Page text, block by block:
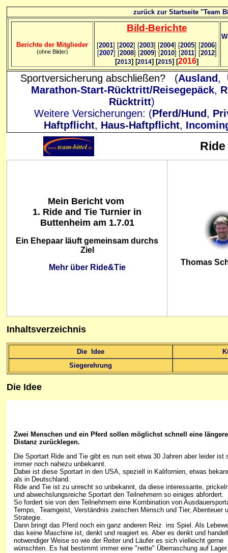
zurück zur Startseite "Team
Berichte der Mitglieder
(ohne Bilder)
Bild-Berichte
[2001] [2002] [2003] [2004] [2005] [2006]
[2007] [2008] [2009] [2010] [2011] [2012]
[2013] [2014] [2015] [2016]
Sportversicherung abschließen? (Ausland,
Marathon-Start-Rücktritt/Reisegepäck,
Rücktritt)
Weitere Versicherungen: (Pferd/Hund,
Haftpflicht, Haus-Haftpflicht,
Ride
Mein Bericht vom
1. Ride and Tie Turnier in
Buttenheim am 1.7.01
Ein Ehepaar läuft gemeinsam durchs
Ziel
Mehr über Ride&Tie
Thomas
Inhaltsverzeichnis
Die Idee
Siegerehrung
Die Idee
Zwei Menschen und ein Pferd sollen möglichst schnell eine längere
Distanz zurücklegen.
Die Sportart Ride and Tie gibt es nun seit etwa 30 Jahren aber leider ist
immer noch nahezu unbekannt.
Dabei ist diese Sportart in den USA, speziell in Kalifornien, etwas
als in Deutschland.
Ride and Tie ist zu unrecht so unbekannt, da diese interessante,
und abwechslungsreiche Sportart den Teilnehmern so einiges abfordert.
So fordert sie von den Teilnehmern eine Kombination von
Tempo, Teamgeist, Verständnis zwischen Mensch und Tier, Abenteuer
Strategie.
Dann bringt das Pferd noch ein ganz anderen Reiz ins Spiel. Als
das keine Maschine ist, denkt und reagiert es. Aber es denkt und
notwendiger Weise so wie der Reiter und Läufer es sich vielleicht gerne
wünschten. Es hat bestimmt immer eine "nette" Überraschung auf